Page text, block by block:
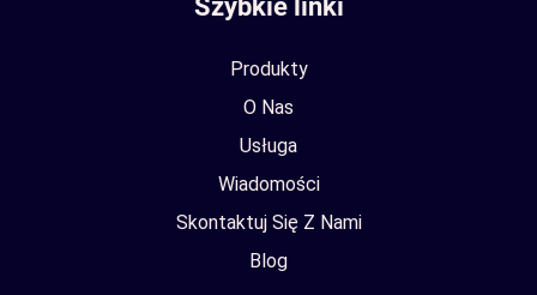
Szybkie linki
Produkty
O Nas
Usługa
Wiadomości
Skontaktuj Się Z Nami
Blog